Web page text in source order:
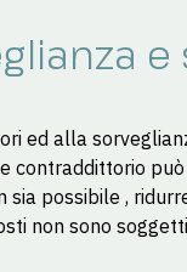
ed alla
contraddittorio
sia possibile ,
non sono